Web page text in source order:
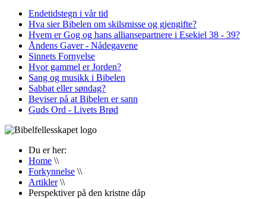
Endetidstegn i vår tid
Hva sier Bibelen om skilsmisse og gjengifte?
Hvem er Gog og hans alliansepartnere i Esekiel 38 - 39?
Åndens Gaver - Nådegavene
Sinnets Fornyelse
Hvor gammel er Jorden?
Sang og musikk i Bibelen
Sabbat eller søndag?
Beviser på at Bibelen er sann
Guds Ord - Livets Brød
Du er her:
Home \\
Forkynnelse \\
Artikler \\
Perspektiver på den kristne dåp